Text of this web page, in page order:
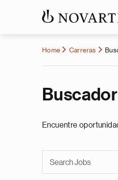
Home Carreras
Encuentre